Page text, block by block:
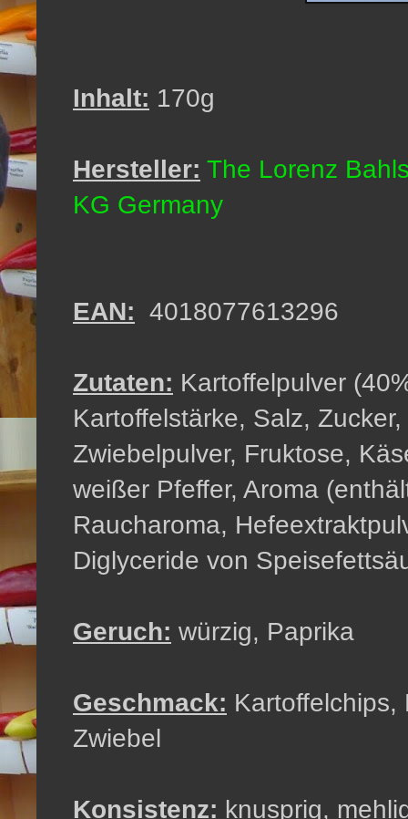
Inhalt: 170g
Hersteller: The Lorenz
KG Germany
EAN: 4018077613296
Zutaten: Kartoffelpulver
Kartoffelstärke, Salz,
Zwiebelpulver, Fruktose,
weißer Pfeffer, Aroma
Raucharoma,
Diglyceride von
Geruch: würzig, Paprika
Geschmack: Kartoffelchips,
Zwiebel
Konsistenz: knusprig,